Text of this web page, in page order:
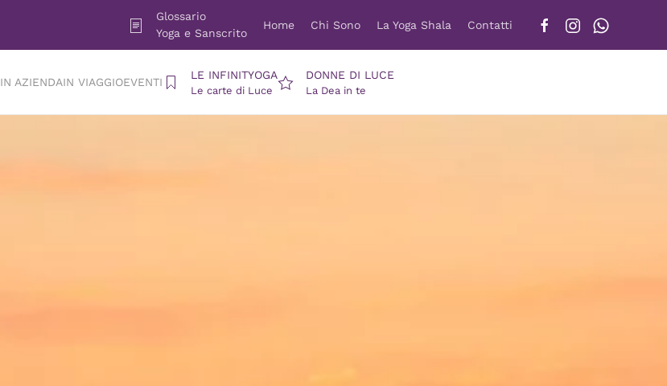
Glossario
Yoga e Sanscrito
Home Chi Sono La Yoga Shala Contatti
IN AZIENDAIN VIAGGIOEVENTI
LE INFINITYOGA
Le carte di Luce
DONNE DI LUCE
La Dea in te